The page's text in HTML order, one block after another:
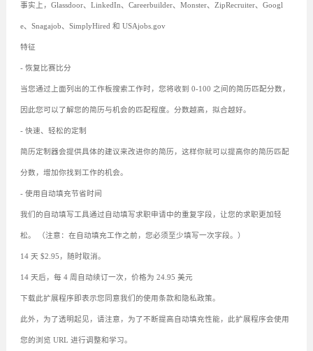
事实上，Glassdoor、LinkedIn、Careerbuilder、Monster、ZipRecruiter、Googl
e、Snagajob、SimplyHired 和 USAjobs.gov
特征
- 恢复比赛比分
当您通过上面列出的工作板搜索工作时，您将收到 0-100 之间的简历匹配分数，
因此您可以了解您的简历与机会的匹配程度。分数越高，拟合越好。
- 快速、轻松的定制
简历定制器会提供具体的建议来改进你的简历，这样你就可以提高你的简历匹配
分数，增加你找到工作的机会。
- 使用自动填充节省时间
我们的自动填写工具通过自动填写求职申请中的重复字段，让您的求职更加轻
松。 （注意：在自动填充工作之前，您必须至少填写一次字段。）
14 天 $2.95，随时取消。
14 天后，每 4 周自动续订一次，价格为 24.95 美元
下载此扩展程序即表示您同意我们的使用条款和隐私政策。
此外，为了透明起见，请注意，为了不断提高自动填充性能，此扩展程序会使用
您的浏览 URL 进行调整和学习。